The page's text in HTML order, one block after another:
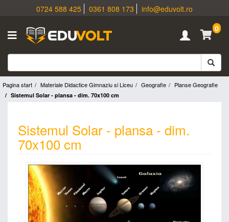
0724 588 425 0361 808 173
info@eduvolt.ro
0
Pagina start Materiale Didactice Gimnaziu si Liceu Geografie Planse Geografie
Sistemul Solar - plansa - dim. 70x100 cm
Sistemul Solar - plansa - dim.
70x100 cm